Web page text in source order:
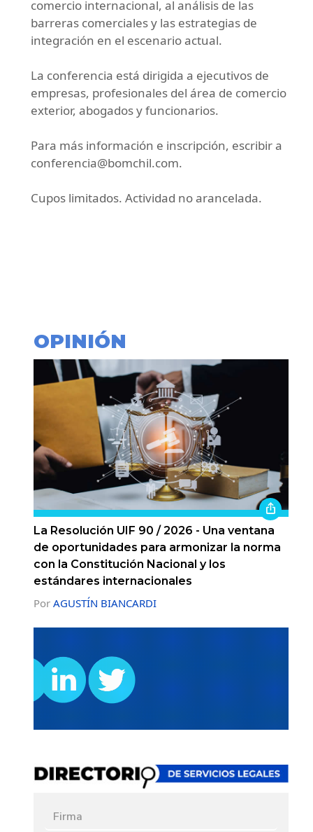
comercio internacional, al análisis de las
barreras comerciales y las estrategias de
integración en el escenario actual.
La conferencia está dirigida a ejecutivos de
empresas, profesionales del área de comercio
exterior, abogados y funcionarios.
Para más información e inscripción, escribir a
conferencia@bomchil.com.
Cupos limitados. Actividad no arancelada.
OPINIÓN
La Resolución UIF 90 / 2026 - Una ventana
de oportunidades para armonizar la norma
con la Constitución Nacional y los
estándares internacionales
Por AGUSTÍN BIANCARDI